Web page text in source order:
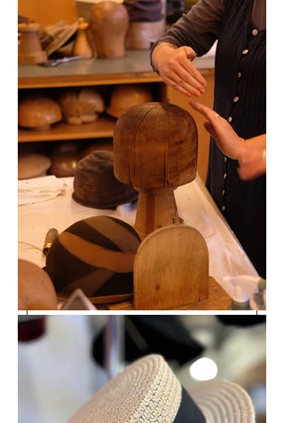
Anmälningsformulär
Hattsömnad
SOMMARKURS
KURSSTART: 14 JUNI
Förnamn
Efternamn
Email
Landskod Telefonnummer